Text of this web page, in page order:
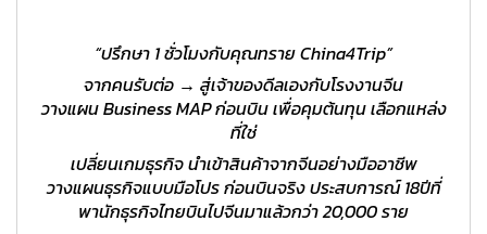
“ปรึกษา 1 ชั่วโมงกับคุณทราย China4Trip”
จากคนรับต่อ → สู่เจ้าของดีลเองกับโรงงานจีน
วางแผน Business MAP ก่อนบิน เพื่อคุมต้นทุน เลือกแหล่ง
ที่ใช่
เปลี่ยนเกมธุรกิจ นำเข้าสินค้าจากจีนอย่างมืออาชีพ
วางแผนธุรกิจแบบมือโปร ก่อนบินจริง ประสบการณ์ 18ปีที่
พานักธุรกิจไทยบินไปจีนมาแล้วกว่า 20,000 ราย